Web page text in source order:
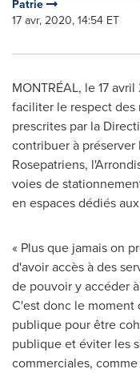
Patrie
17 avr, 2020, 14:54 ET
MONTRÉAL, le 17
faciliter le respect
prescrites par la
contribuer à
Rosepatriens,
voies de
en espaces dédiés
« Plus que jamais on
d'avoir accès à des
de pouvoir y accéder
C'est donc le moment
publique pour être
publique et éviter les
commerciales,